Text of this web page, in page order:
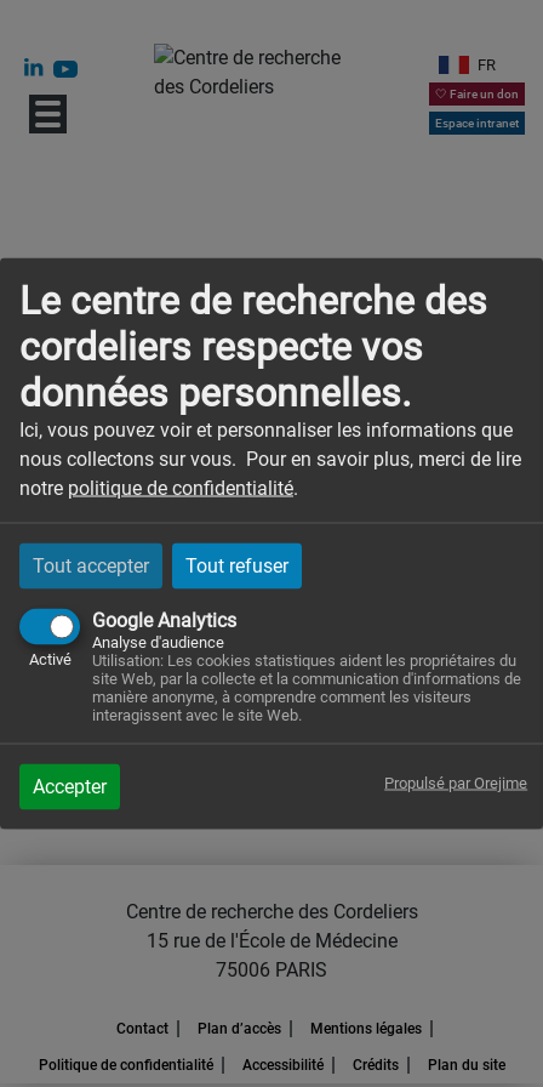
Le centre de recherche des
cordeliers respecte vos
données personnelles.
Ici, vous pouvez voir et personnaliser les informations que
nous collectons sur vous. Pour en savoir plus, merci de lire
notre politique de confidentialité.
Tout accepter Tout refuser
Google Analytics
Activé
Analyse d'audience
Utilisation: Les cookies statistiques aident les propriétaires du
site Web, par la collecte et la communication d'informations de
manière anonyme, à comprendre comment les visiteurs
interagissent avec le site Web.
Accepter Propulsé par Orejime
FR
🤍 Faire un don
Espace intranet
Postdoctoral position in Immuno-Metabolism in Diabetes
Postdoctoral position
in Immuno-
Metabolism in
Diabetes
Centre de recherche des Cordeliers
15 rue de l'École de Médecine
75006 PARIS
Contact Plan d’accès Mentions légales
Politique de confidentialité Accessibilité Crédits Plan du site